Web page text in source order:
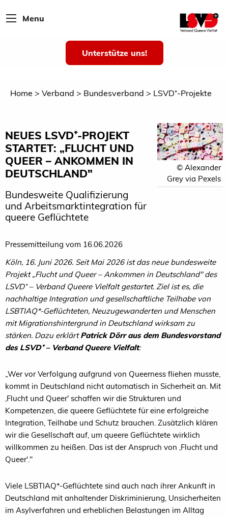
Menu
Unterstütze uns!
Home Verband Bundesverband LSVD⁺-Projekte
NEUES LSVD⁺-PROJEKT
STARTET: „FLUCHT UND
QUEER – ANKOMMEN IN
DEUTSCHLAND"
Bundesweite Qualifizierung
und Arbeitsmarktintegration für
queere Geflüchtete
© Alexander
Grey via Pexels
Pressemitteilung vom 16.06.2026
Köln, 16. Juni 2026. Seit Mai 2026 ist das neue bundesweite
Projekt „Flucht und Queer – Ankommen in Deutschland" des
LSVD⁺ – Verband Queere Vielfalt gestartet. Ziel ist es, die
nachhaltige Integration und gesellschaftliche Teilhabe von
LSBTIAQ*-Geflüchteten, Neuzugewanderten und Menschen
mit Migrationshintergrund in Deutschland wirksam zu
stärken. Dazu erklärtPatrick Dörr aus dem Bundesvorstand
des LSVD⁺ – Verband Queere Vielfalt:
„Wer vor Verfolgung aufgrund von Queerness fliehen musste,
kommt in Deutschland nicht automatisch in Sicherheit an. Mit
‚Flucht und Queer' schaffen wir die Strukturen und
Kompetenzen, die queere Geflüchtete für eine erfolgreiche
Integration, Teilhabe und Schutz brauchen. Zusätzlich klären
wir die Gesellschaft auf, um queere Geflüchtete wirklich
willkommen zu heißen. Das ist der Anspruch von ‚Flucht und
Queer'."
Viele LSBTIAQ*-Geflüchtete sind auch nach ihrer Ankunft in
Deutschland mit anhaltender Diskriminierung, Unsicherheiten
im Asylverfahren und erheblichen Belastungen im Alltag